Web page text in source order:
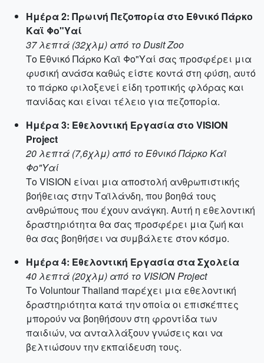
Ημέρα 2: Πρωινή Πεζοπορία στο Εθνικό Πάρκο
Καϊ Φο"Υαί
37 λεπτά (32χλμ) από το Dusit Zoo
Το Εθνικό Πάρκο Καϊ Φο"Υαί σας προσφέρει μια
φυσική ανάσα καθώς είστε κοντά στη φύση, αυτό
το πάρκο φιλοξενεί είδη τροπικής φλόρας και
πανίδας και είναι τέλειο για πεζοπορία.
Ημέρα 3: Εθελοντική Εργασία στο VISION
Project
20 λεπτά (7,6χλμ) από το Εθνικό Πάρκο Καϊ
Φο"Υαί
Το VISION είναι μια αποστολή ανθρωπιστικής
βοήθειας στην Ταϊλάνδη, που βοηθά τους
ανθρώπους που έχουν ανάγκη. Αυτή η εθελοντική
δραστηριότητα θα σας προσφέρει μια ζωή και
θα σας βοηθήσει να συμβάλετε στον κόσμο.
Ημέρα 4: Εθελοντική Εργασία στα Σχολεία
40 λεπτά (20χλμ) από το VISION Project
Το Voluntour Thailand παρέχει μια εθελοντική
δραστηριότητα κατά την οποία οι επισκέπτες
μπορούν να βοηθήσουν στη φροντίδα των
παιδιών, να ανταλλάξουν γνώσεις και να
βελτιώσουν την εκπαίδευση τους.